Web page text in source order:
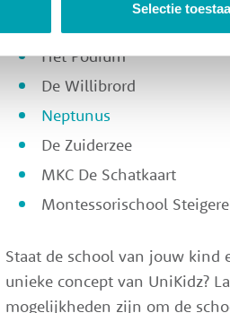
Selectie
Laterna Magica
Het Podium
De Willibrord
Neptunus
De Zuiderzee
MKC De Schatkaart
Montessorischool
Staat de school van jouw kind
unieke concept van UniKidz?
mogelijkheden zijn om de